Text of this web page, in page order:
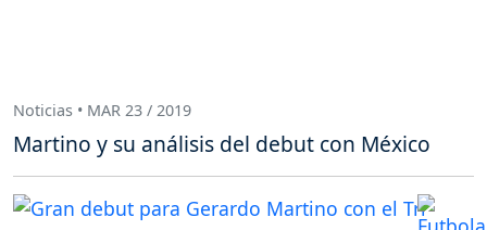
Noticias • MAR 23 / 2019
Martino y su análisis del debut con México